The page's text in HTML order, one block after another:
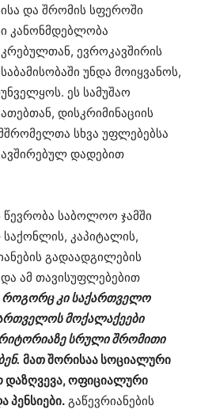
და შრომის სფეროში
კანონმდებლობა
ევროკავშირის
უნდა მოიყვანოს,
ეს სამუშაო
დისკრიმინაციის
სხვა უფლებებსა
დადებით
წევრობა საბოლოო ჯამში
საქონლის, კაპიტალის,
გადაადგილების
ამ თავისუფლებებით
როგორც კი საქართველო
მოქალაქეები
სრული შრომითი
მათ შორისაა სოციალური
ოფიციალური
პენსიები. გაწევრიანების